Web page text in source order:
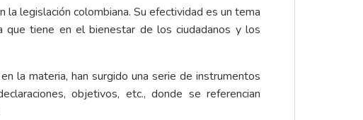
legislación colombiana. Su efectividad es un tema
tiene en el bienestar de los ciudadanos y los
la materia, han surgido una serie de instrumentos
objetivos, etc., donde se referencian